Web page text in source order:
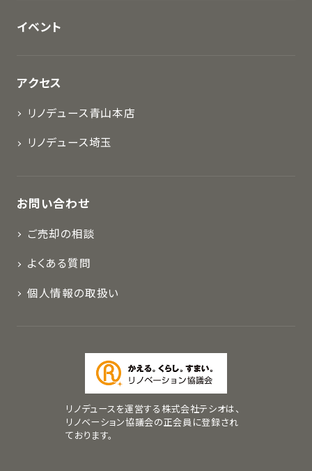
イベント
アクセス
リノデュース青山本店
リノデュース埼玉
お問い合わせ
ご売却の相談
よくある質問
個人情報の取扱い
リノデュースを運営する株式会社テシオは、
リノベーション協議会の正会員に登録され
ております。